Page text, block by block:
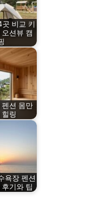
비교 키
션뷰 캠
펜션 몸만
링
욕장 펜션
기와 팁